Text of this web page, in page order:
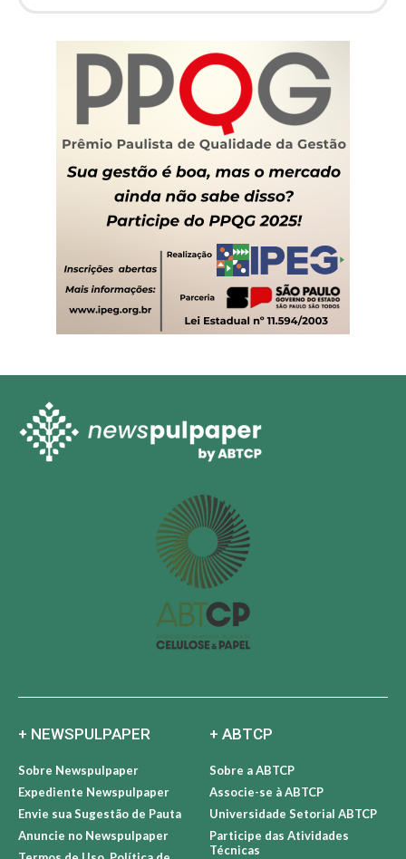
+ NEWSPULPAPER
Sobre Newspulpaper
Expediente Newspulpaper
Envie sua Sugestão de Pauta
Anuncie no Newspulpaper
+ ABTCP
Sobre a ABTCP
Associe-se à ABTCP
Universidade Setorial ABTCP
Participe das Atividades
Técnicas